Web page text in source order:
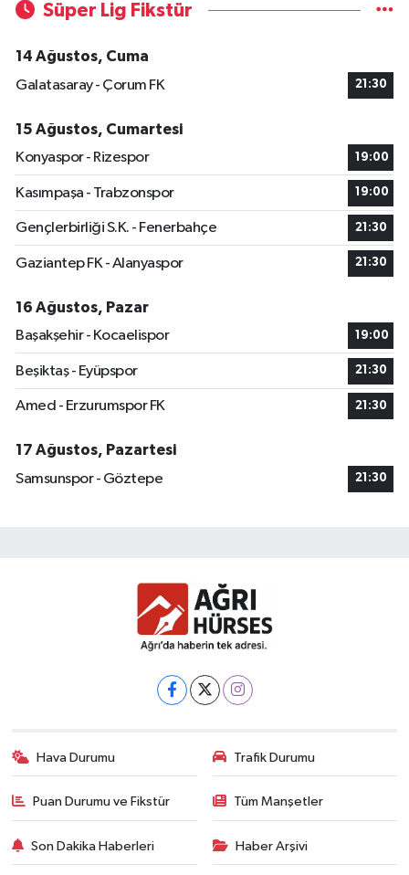
Süper Lig Fikstür
14 Ağustos, Cuma
Galatasaray - Çorum FK
21:30
15 Ağustos, Cumartesi
Konyaspor - Rizespor
19:00
Kasımpaşa - Trabzonspor 19:00
Gençlerbirliği S.K. - Fenerbahçe 21:30
Gaziantep FK - Alanyaspor 21:30
16 Ağustos, Pazar
Başakşehir - Kocaelispor
19:00
Beşiktaş - Eyüpspor 21:30
Amed - Erzurumspor FK 21:30
17 Ağustos, Pazartesi
Samsunspor - Göztepe
21:30
Hava Durumu Trafik Durumu
Puan Durumu ve Fikstür Tüm Manşetler
Son Dakika Haberleri Haber Arşivi